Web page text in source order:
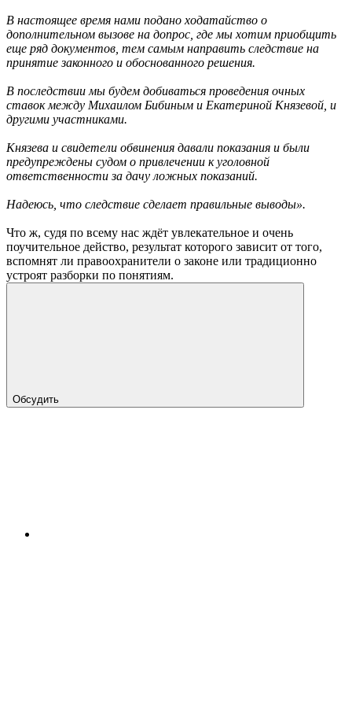
В настоящее время нами подано ходатайство о
дополнительном вызове на допрос, где мы хотим приобщить
еще ряд документов, тем самым направить следствие на
принятие законного и обоснованного решения.
В последствии мы будем добиваться проведения очных
ставок между Михаилом Бибиным и Екатериной Князевой, и
другими участниками.
Князева и свидетели обвинения давали показания и были
предупреждены судом о привлечении к уголовной
ответственности за дачу ложных показаний.
Надеюсь, что следствие сделает правильные выводы».
Что ж, судя по всему нас ждёт увлекательное и очень
поучительное действо, результат которого зависит от того,
вспомнят ли правоохранители о законе или традиционно
устроят разборки по понятиям.
Обсудить